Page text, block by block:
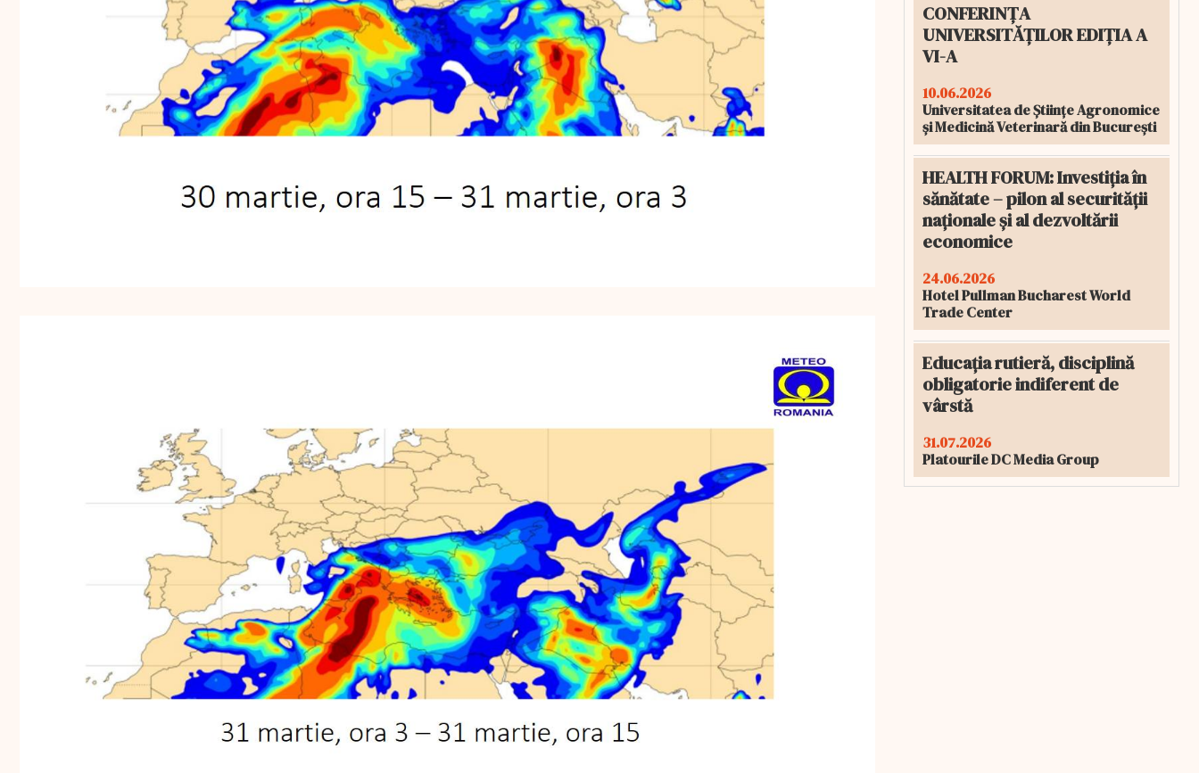
CONFERINȚA
UNIVERSITĂȚILOR EDIȚIA A
VI-A
10.06.2026
Universitatea de Științe Agronomice
și Medicină Veterinară din București
HEALTH FORUM: Investiția în
sănătate – pilon al securității
naționale și al dezvoltării
economice
24.06.2026
Hotel Pullman Bucharest World
Trade Center
Educația rutieră, disciplină
obligatorie indiferent de
vârstă
31.07.2026
Platourile DC Media Group